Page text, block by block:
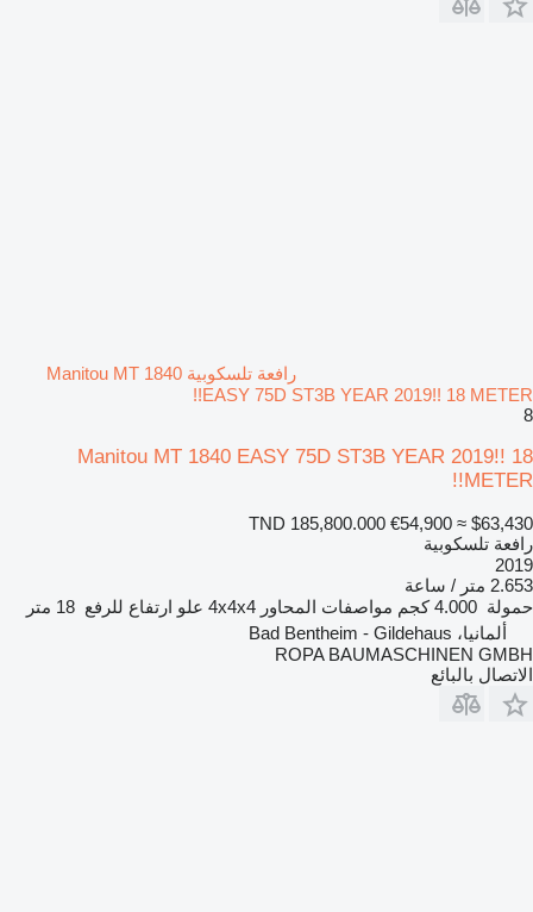
رافعة تلسكوبية Manitou MT 1840
EASY 75D ST3B YEAR 2019!! 18 METER!!
8
Manitou MT 1840 EASY 75D ST3B YEAR 2019!! 18
METER!!
TND 185,800.000 €54,900 ≈ $63,430
رافعة تلسكوبية
2019
2.653 متر / ساعة
حمولة 4.000 كجم مواصفات المحاور 4x4x4 علو ارتفاع للرفع 18 متر
ألمانيا، Bad Bentheim - Gildehaus
ROPA BAUMASCHINEN GMBH
الاتصال بالبائع